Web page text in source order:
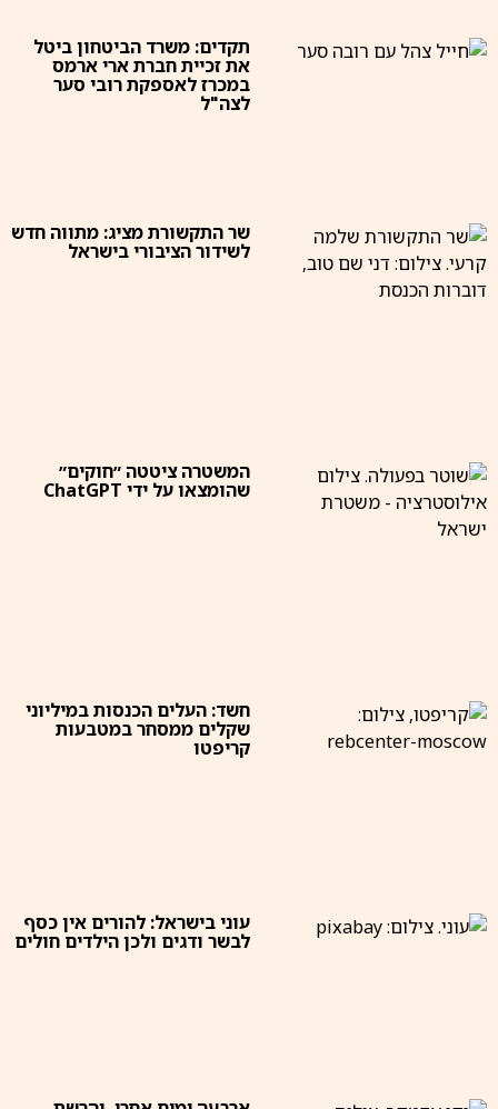
תקדים: משרד הביטחון ביטל
את זכיית חברת ארי ארמס
במכרז לאספקת רובי סער
לצה"ל
שר התקשורת מציג: מתווה חדש
לשידור הציבורי בישראל
המשטרה ציטטה ״חוקים״
שהומצאו על ידי ChatGPT
חשד: העלים הכנסות במיליוני
שקלים ממסחר במטבעות
קריפטו
עוני בישראל: להורים אין כסף
לבשר ודגים ולכן הילדים חולים